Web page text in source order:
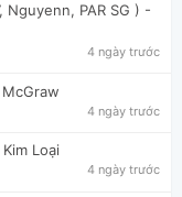
PAR SG ) -
4 ngày trước
4 ngày trước
Loại
4 ngày trước